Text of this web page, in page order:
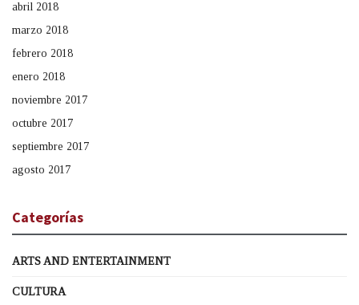
abril 2018
marzo 2018
febrero 2018
enero 2018
noviembre 2017
octubre 2017
septiembre 2017
agosto 2017
Categorías
ARTS AND ENTERTAINMENT
CULTURA